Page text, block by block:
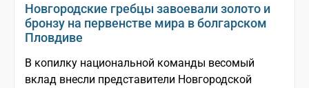
Новгородские гребцы завоевали золото и
бронзу на первенстве мира в болгарском
Пловдиве
В копилку национальной команды весомый
вклад внесли представители Новгородской